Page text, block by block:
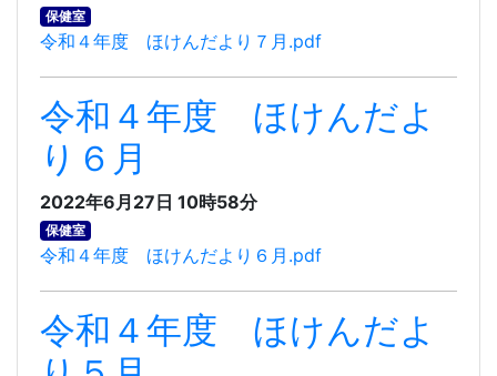
保健室
令和４年度 ほけんだより７月.pdf
令和４年度 ほけんだよ
り６月
2022年6月27日 10時58分
保健室
令和４年度 ほけんだより６月.pdf
令和４年度 ほけんだよ